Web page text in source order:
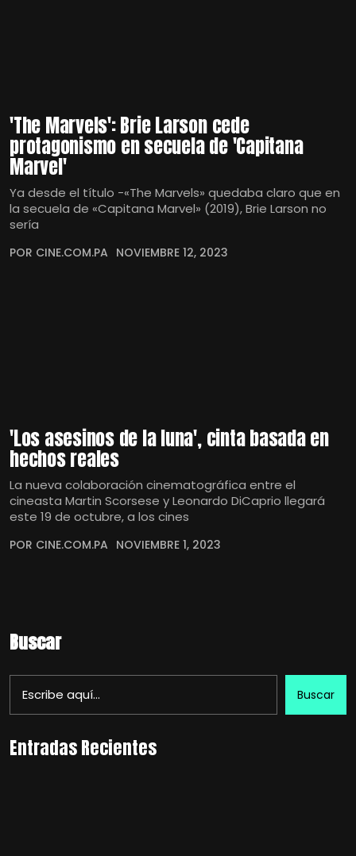
'The Marvels': Brie Larson cede
protagonismo en secuela de 'Capitana
Marvel'
Ya desde el título -«The Marvels» quedaba claro que en
la secuela de «Capitana Marvel» (2019), Brie Larson no
sería
POR CINE.COM.PA NOVIEMBRE 12, 2023
'Los asesinos de la luna', cinta basada en
hechos reales
La nueva colaboración cinematográfica entre el
cineasta Martin Scorsese y Leonardo DiCaprio llegará
este 19 de octubre, a los cines
POR CINE.COM.PA NOVIEMBRE 1, 2023
Buscar
Buscar
Entradas Recientes